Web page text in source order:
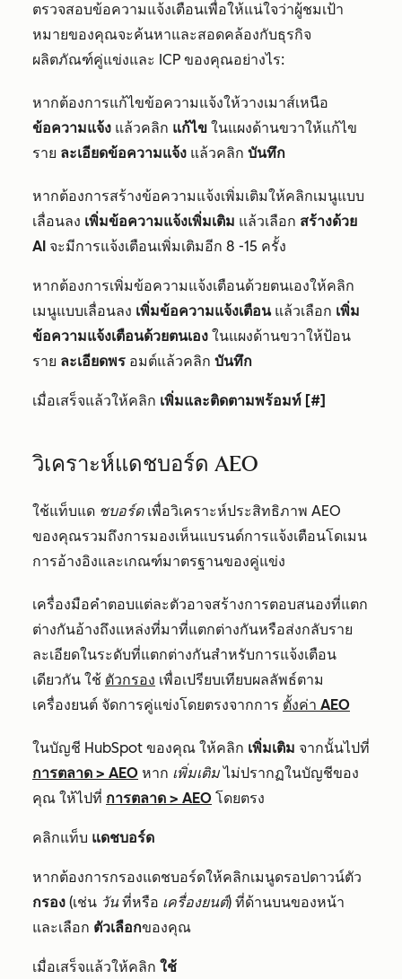
ตรวจสอบข้อความแจ้งเตือนเพื่อให้แน่ใจว่าผู้ชมเป้า
หมายของคุณจะค้นหาและสอดคล้องกับธุรกิจ
ผลิตภัณฑ์คู่แข่งและ ICP ของคุณอย่างไร:
หากต้องการแก้ไขข้อความแจ้งให้วางเมาส์เหนือ
ข้อความแจ้ง แล้วคลิก แก้ไข ในแผงด้านขวาให้แก้ไข
ราย ละเอียดข้อความแจ้ง แล้วคลิก บันทึก
หากต้องการสร้างข้อความแจ้งเพิ่มเติมให้คลิกเมนูแบบ
เลื่อนลง เพิ่มข้อความแจ้งเพิ่มเติม แล้วเลือก สร้างด้วย
AI จะมีการแจ้งเตือนเพิ่มเติมอีก 8 -15 ครั้ง
หากต้องการเพิ่มข้อความแจ้งเตือนด้วยตนเองให้คลิก
เมนูแบบเลื่อนลง เพิ่มข้อความแจ้งเตือนแล้วเลือก เพิ่ม
ข้อความแจ้งเตือนด้วยตนเอง ในแผงด้านขวาให้ป้อน
ราย ละเอียดพร อมต์แล้วคลิก บันทึก
เมื่อเสร็จแล้วให้คลิก เพิ่มและติดตามพร้อมท์ [#]
วิเคราะห์แดชบอร์ด AEO
ใช้แท็บแด ชบอร์ดเพื่อวิเคราะห์ประสิทธิภาพ AEO
ของคุณรวมถึงการมองเห็นแบรนด์การแจ้งเตือนโดเมน
การอ้างอิงและเกณฑ์มาตรฐานของคู่แข่ง
เครื่องมือคำตอบแต่ละตัวอาจสร้างการตอบสนองที่แตก
ต่างกันอ้างถึงแหล่งที่มาที่แตกต่างกันหรือส่งกลับราย
ละเอียดในระดับที่แตกต่างกันสำหรับการแจ้งเตือน
เดียวกัน ใช้ ตัวกรอง เพื่อเปรียบเทียบผลลัพธ์ตาม
เครื่องยนต์ จัดการคู่แข่งโดยตรงจากการ ตั้งค่า AEO
ในบัญชี HubSpot ของคุณ ให้คลิก เพิ่มเติม จากนั้นไปที่
การตลาด > AEO หาก เพิ่มเติมไม่ปรากฏในบัญชีของ
คุณ ให้ไปที่ การตลาด > AEO โดยตรง
คลิกแท็บ แดชบอร์ด
หากต้องการกรองแดชบอร์ดให้คลิกเมนูดรอปดาวน์ตัว
กรอง (เช่น วัน ที่หรือ เครื่องยนต์) ที่ด้านบนของหน้า
และเลือก ตัวเลือกของคุณ
เมื่อเสร็จแล้วให้คลิก ใช้